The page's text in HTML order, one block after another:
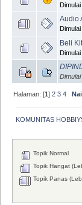
Audio
Beli
Halaman: [1]2 3 4
KOMUNITAS
Topik Normal
Topik Hangat
Topik Panas